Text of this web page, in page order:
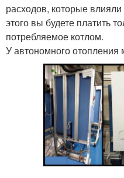
расходов, которые
этого вы будете платить
потребляемое котлом.
У автономного отопления